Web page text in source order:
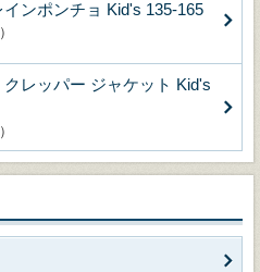
インポンチョ Kid's 135-165
レッパー ジャケット Kid's